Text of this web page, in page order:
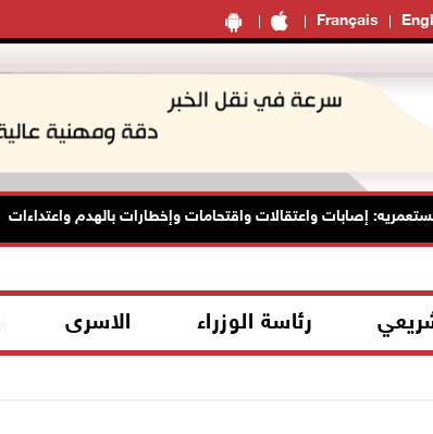
Français
إصابات واعتقالات واقتحامات وإخطارات بالهدم واعتداءات
رئاسة الوزراء الاسرى